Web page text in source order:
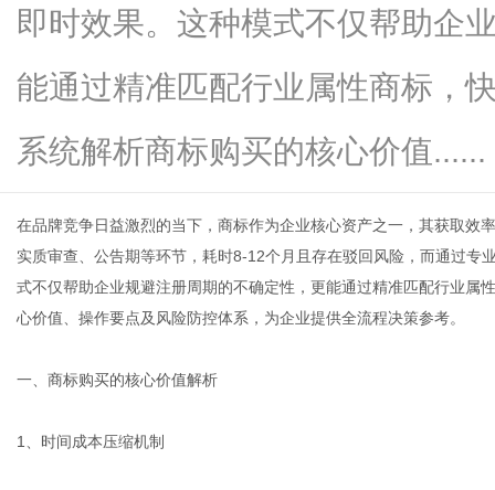
即时效果。这种模式不仅帮助企
能通过精准匹配行业属性商标，
系统解析商标购买的核心价值......
在品牌竞争日益激烈的当下，商标作为企业核心资产之一，其获取效
实质审查、公告期等环节，耗时8-12个月且存在驳回风险，而通过专
式不仅帮助企业规避注册周期的不确定性，更能通过精准匹配行业属
心价值、操作要点及风险防控体系，为企业提供全流程决策参考。
一、商标购买的核心价值解析
1、时间成本压缩机制